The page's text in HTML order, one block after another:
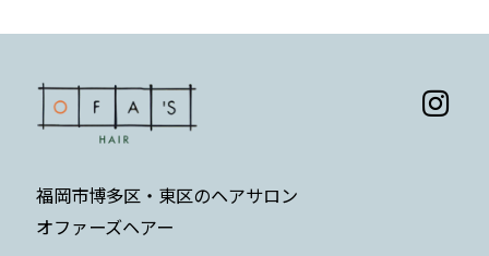
福岡市博多区・東区のヘアサロン
オファーズヘアー